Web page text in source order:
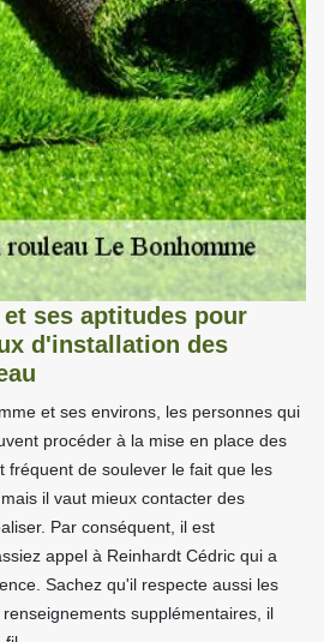
ses aptitudes pour
d'installation des
et ses environs, les personnes qui
procéder à la mise en place des
fréquent de soulever le fait que les
il vaut mieux contacter des
Par conséquent, il est
appel à Reinhardt Cédric qui a
Sachez qu'il respecte aussi les
supplémentaires, il